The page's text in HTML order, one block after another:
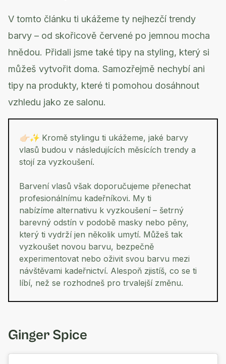
V tomto článku ti ukážeme ty nejhezčí trendy
barvy – od skořicově červené po jemnou mocha
hnědou. Přidali jsme také tipy na styling, který si
můžeš vytvořit doma. Samozřejmě nechybí ani
tipy na produkty, které ti pomohou dosáhnout
vzhledu jako ze salonu.
👉🏻✨ Kromě stylingu ti ukážeme, jaké barvy
vlasů budou v následujících měsících trendy a
stojí za vyzkoušení.
Barvení vlasů však doporučujeme přenechat
profesionálnímu kadeřníkovi. My ti
nabízíme alternativu k vyzkoušení – šetrný
barevný odstín v podobě masky nebo pěny,
který ti vydrží jen několik umytí. Můžeš tak
vyzkoušet novou barvu, bezpečně
experimentovat nebo oživit svou barvu mezi
návštěvami kadeřnictví. Alespoň zjistíš, co se ti
líbí, než se rozhodneš pro trvalejší změnu.
Ginger Spice